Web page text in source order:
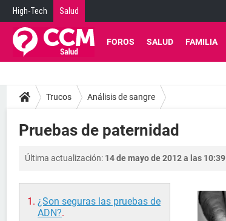
High-Tech Salud
FOROS SALUD FAMILIA
Trucos Análisis de sangre
Pruebas de paternidad
Última actualización: 14 de mayo de 2012 a las 10:39
¿Son seguras las pruebas de
ADN?.